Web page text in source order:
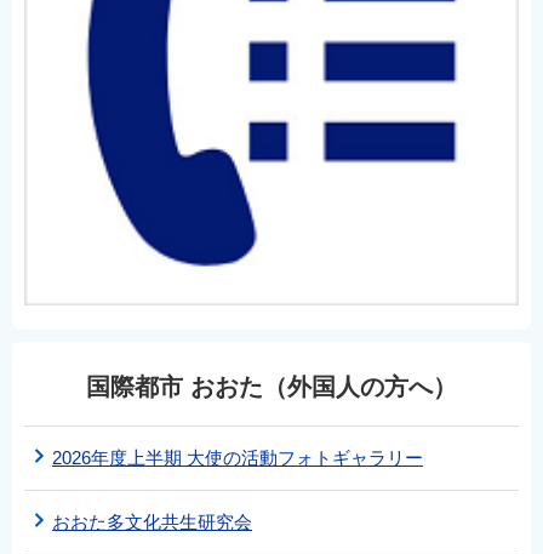
国際都市 おおた（外国人の方へ）
2026年度上半期 大使の活動フォトギャラリー
おおた多文化共生研究会